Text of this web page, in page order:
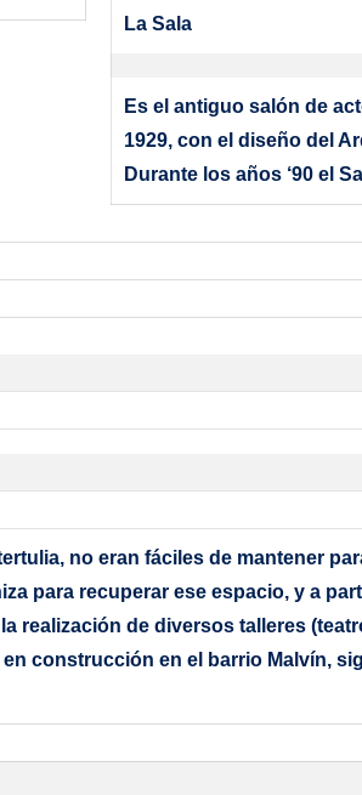
La Sala
Es el antiguo salón de
1929, con el diseño del
Durante los años ‘90 el
no eran fáciles de mantener
para recuperar ese espacio, y a
realización de diversos talleres
construcción en el barrio Malvín,